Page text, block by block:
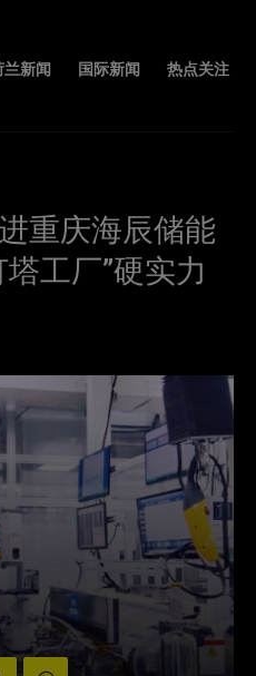
兰新闻 国际新闻 热点关注
重庆海辰储能
工厂”硬实力